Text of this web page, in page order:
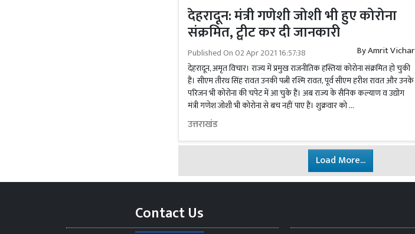
देहरादून: मंत्री गणेशी जोशी भी हुए कोरोना
संक्रमित, ट्वीट कर दी जानकारी
Published On02 Apr 2021 16:57:38 ByAmrit Vichar
देहरादून, अमृत विचार। राज्य में प्रमुख राजनीतिक हस्तियां कोरोना संक्रमित हो चुकी
हैं। सीएम तीरथ सिंह रावत उनकी पत्नी रश्मि रावत, पूर्व सीएम हरीश रावत और उनके
परिजन भी कोरोना की चपेट में आ चुके हैं। अब राज्य के सैनिक कल्याण व उद्योग
मंत्री गणेश जोशी भी कोरोना से बच नहीं पाए हैं। शुक्रवार को …
उत्तराखंड
Load More...
Contact Us